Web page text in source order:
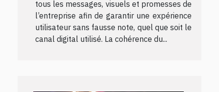
tous les messages, visuels et promesses de
l’entreprise afin de garantir une expérience
utilisateur sans fausse note, quel que soit le
canal digital utilisé. La cohérence du...